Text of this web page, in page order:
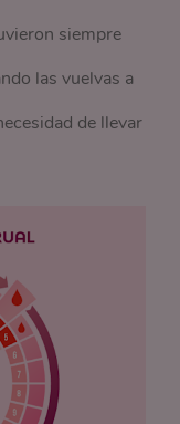
siempre
las vuelvas a
de llevar